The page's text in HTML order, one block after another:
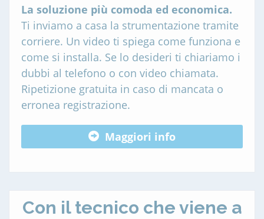
La soluzione più comoda ed economica.
Ti inviamo a casa la strumentazione tramite
corriere. Un video ti spiega come funziona e
come si installa. Se lo desideri ti chiariamo i
dubbi al telefono o con video chiamata.
Ripetizione gratuita in caso di mancata o
erronea registrazione.
Maggiori info
Con il tecnico che viene a